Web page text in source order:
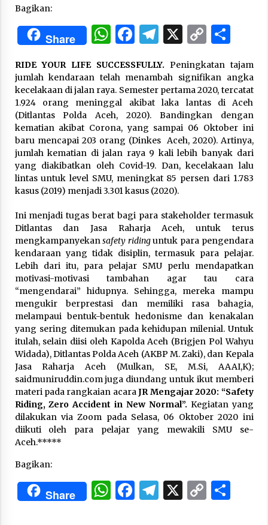
“One Piece”, Cara Barat Mengejar Mimpi
3 months ago
“Pohon Kehidupan”: Mati Dulu, Baru Hidup
3 months ago
“Manusia Digital”: Cerdas Lewat Sinyal
3 months ago
“Allahukrasi”: The Power of Management!
Manajemen “Qaddamat Lighad”: Menjadi
Manusia Visioner dan Beretika
3 months ago
Takut Mati
3 months ago
Said Muniruddin Latih Mental dan Spiritual 80
Siswa YPHC
3 months ago
Said Muniruddin Beri Pelatihan dan Motivasi
untuk 179 Guru Diniyah Disdikbud Kota Banda
Aceh
4 months ago
Bagikan:
Share WhatsApp
Facebook
Telegram
X Copy
RIDE YOUR LIFE SUCCESSFULLY. Peningkatan tajam
jumlah kendaraan telah menambah signifikan angka
kecelakaan di jalan raya. Semester pertama 2020, tercatat
1.924 orang meninggal akibat laka lantas di Aceh
(Ditlantas Polda Aceh, 2020). Bandingkan dengan
kematian akibat Corona, yang sampai 06 Oktober ini
baru mencapai 203 orang (Dinkes Aceh, 2020). Artinya,
jumlah kematian di jalan raya 9 kali lebih banyak dari
yang diakibatkan oleh Covid-19. Dan, kecelakaan lalu
lintas untuk level SMU, meningkat 85 persen dari 1.783
kasus (2019) menjadi 3.301 kasus (2020).
Ini menjadi tugas berat bagi para stakeholder termasuk
Ditlantas dan Jasa Raharja Aceh, untuk terus
mengkampanyekansafety ridinguntuk para pengendara
kendaraan yang tidak disiplin, termasuk para pelajar.
Lebih dari itu, para pelajar SMU perlu mendapatkan
motivasi-motivasi tambahan agar tau cara
“mengendarai” hidupnya. Sehingga, mereka mampu
mengukir berprestasi dan memiliki rasa bahagia,
melampaui bentuk-bentuk hedonisme dan kenakalan
yang sering ditemukan pada kehidupan milenial. Untuk
itulah, selain diisi oleh Kapolda Aceh (Brigjen Pol Wahyu
Widada), Ditlantas Polda Aceh (AKBP M. Zaki), dan Kepala
Jasa Raharja Aceh (Mulkan, SE, M.Si, AAAI,K);
saidmuniruddin.com juga diundang untuk ikut memberi
materi pada rangkaian acaraJR Mengajar 2020: “Safety
Riding, Zero Accident in New Normal”. Kegiatan yang
dilakukan via Zoom pada Selasa, 06 Oktober 2020 ini
diikuti oleh para pelajar yang mewakili SMU se-
Aceh.*****
Bagikan:
Share WhatsApp
Facebook
Telegram
X Copy